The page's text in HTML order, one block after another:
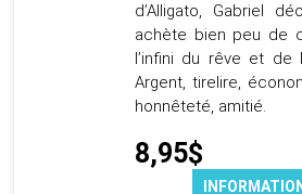
d’Alligato, Gabriel
achète bien peu de
l’infini du rêve et de
Argent, tirelire,
honnêteté, amitié.
8,95$